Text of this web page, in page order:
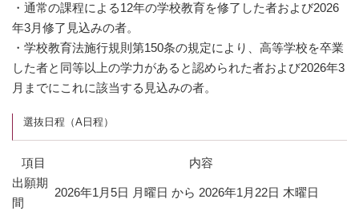
・通常の課程による12年の学校教育を修了した者および2026
年3月修了見込みの者。
・学校教育法施行規則第150条の規定により、高等学校を卒業
した者と同等以上の学力があると認められた者および2026年3
月までにこれに該当する見込みの者。
選抜日程（A日程）
項目
内容
出願期
間
2026年1月5日 月曜日 から 2026年1月22日 木曜日